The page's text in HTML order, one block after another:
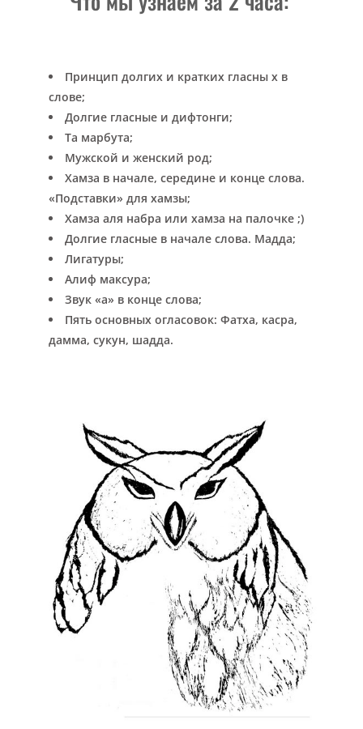
Принцип долгих и кратких гласны х в
слове;
Долгие гласные и дифтонги;
Та марбута;
Мужской и женский род;
Хамза в начале, середине и конце слова.
«Подставки» для хамзы;
Хамза аля набра или хамза на палочке ;)
Долгие гласные в начале слова. Мадда;
Лигатуры;
Алиф максура;
Звук «а» в конце слова;
Пять основных огласовок: Фатха, касра,
дамма, сукун, шадда.